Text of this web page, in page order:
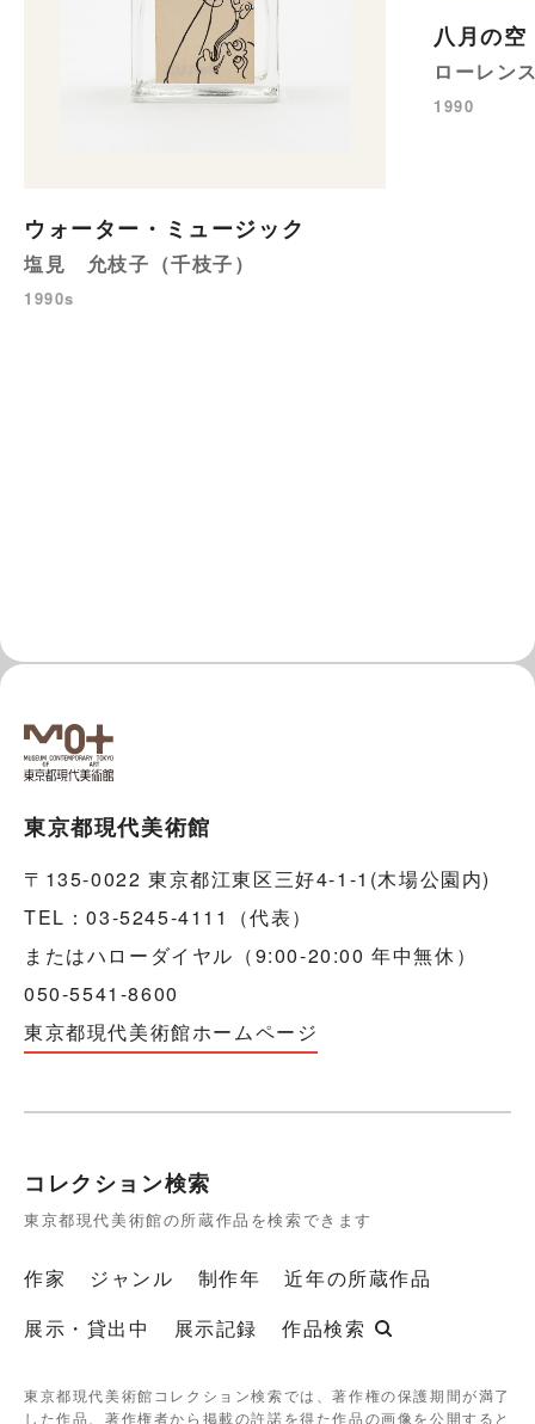
ウォーター・ミュージック
塩見 允枝子（千枝子）
1990s
八月の空
ローレン
1990
東京都現代美術館
〒135-0022 東京都江東区三好4-1-1(木場公園内)
TEL：03-5245-4111（代表）
またはハローダイヤル（9:00-20:00 年中無休）
050-5541-8600
東京都現代美術館ホームページ
コレクション検索
東京都現代美術館の所蔵作品を検索できます
作家 ジャンル 制作年
近年の所蔵作品
展示・貸出中
展示記録 作品検索
東京都現代美術館コレクション検索では、著作権の保護期間が満了
した作品、著作権者から掲載の許諾を得た作品の画像を公開すると